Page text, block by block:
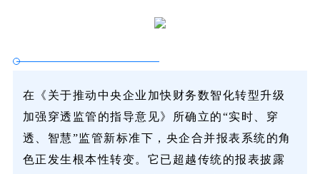
在《关于推动中央企业加快财务数智化转型升级
加强穿透监管的指导意见》所确立的“实时、穿
透、智慧”监管新标准下，央企合并报表系统的角
色正发生根本性转变。它已超越传统的报表披露